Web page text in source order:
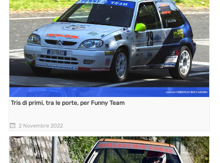
Tris di primi, tra le porte, per Funny Team
2 Novembre 2022